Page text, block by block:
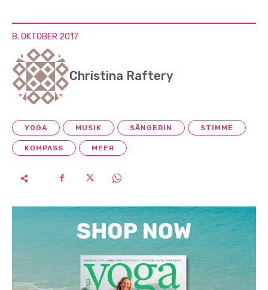
8. OKTOBER 2017
Christina Raftery
YOGA MUSIK SÄNGERIN STIMME
KOMPASS MEER